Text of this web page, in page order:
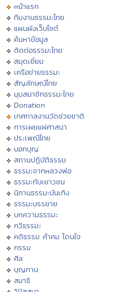
หน้าแรก
ทีมงานธรรมะไทย
แผนผังเว็บไซต์
ค้นหาข้อมูล
ติดต่อธรรมะไทย
สมุดเยี่ยม
เครือข่ายธรรมะ
สัญลักษณ์ไทย
มุมสมาชิกธรรมะไทย
Donation
เทศกาลงานวัดช่วยชาติ
การเผยแผ่ศาสนา
ประเพณีไทย
บอกบุญ
สถานปฏิบัติธรรม
ธรรมะจากหลวงพ่อ
ธรรมะกับเยาวชน
นิทานธรรมะบันเทิง
ธรรมะบรรยาย
บทความธรรมะ
กวีธรรมะ
คติธรรม คำคม โดนใจ
กรรม
ศีล
บุญทาน
สมาธิ